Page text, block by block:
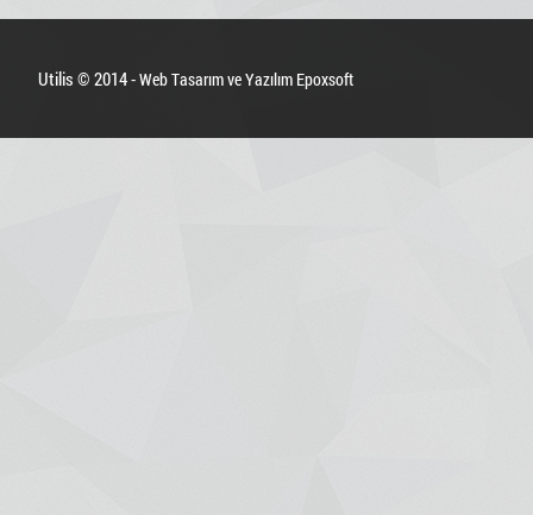
Utilis © 2014 -Web Tasarım ve Yazılım Epoxsoft